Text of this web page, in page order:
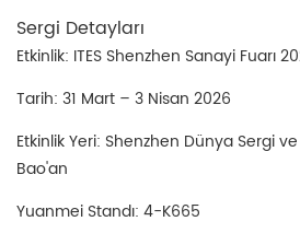
Sergi Detayları
Etkinlik: ITES Shenzhen Sanayi Fuarı
Tarih: 31 Mart – 3 Nisan 2026
Etkinlik Yeri: Shenzhen Dünya Sergi
Bao'an
Yuanmei Standı: 4-K665